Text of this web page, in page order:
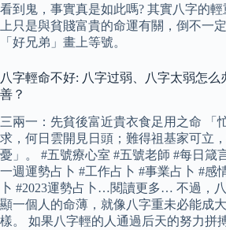
看到鬼，事實真是如此嗎? 其實八字的
上只是與貧賤富貴的命運有關，倒不一
「好兄弟」畫上等號。
八字輕命不好: 八字过弱、八字太弱怎么
善？
三兩一：先貧後富近貴衣食足用之命 「
求，何日雲開見日頭；難得祖基家可立
憂」。 #五號療心室 #五號老師 #每日箴
一週運勢占卜 #工作占卜 #事業占卜 #感
卜 #2023運勢占卜…閱讀更多… 不過，
顯一個人的命薄，就像八字重未必能成
樣。 如果八字輕的人通過后天的努力拼